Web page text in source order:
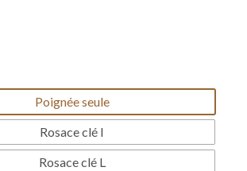
Poignée seule
Rosace clé I
Rosace clé L